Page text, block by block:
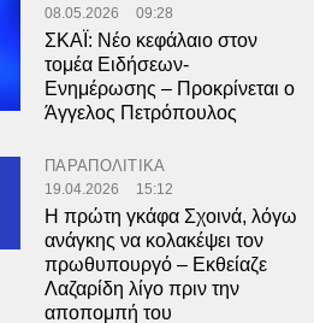
08.05.2026 09:28
ΣΚΑΪ: Νέο κεφάλαιο στον
τομέα Ειδήσεων-
Ενημέρωσης – Προκρίνεται ο
Άγγελος Πετρόπουλος
ΠΑΡΑΠΟΛΙΤΙΚΑ
19.04.2026 15:12
Η πρώτη γκάφα Σχοινά, λόγω
ανάγκης να κολακέψει τον
πρωθυπουργό – Εκθείαζε
Λαζαρίδη λίγο πριν την
αποπομπή του